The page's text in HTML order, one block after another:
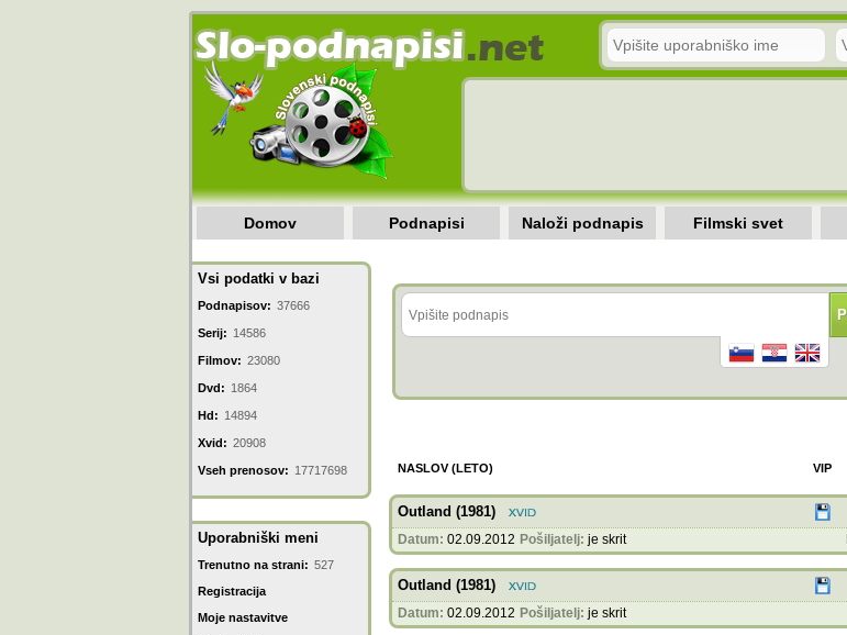
Domov Podnapisi Naloži podnapis Filmski svet
Vsi podatki v bazi
Podnapisov: 37666
Serij: 14586
Filmov: 23080
Dvd: 1864
Hd: 14894
Xvid: 20908
Vseh prenosov: 17717698
Uporabniški meni
Trenutno na strani: 527
Registracija
Moje nastavitve
NASLOV (LETO) VIP
Outland (1981)
Datum: 02.09.2012 Pošiljatelj: je skrit
Outland (1981)
Datum: 02.09.2012 Pošiljatelj: je skrit